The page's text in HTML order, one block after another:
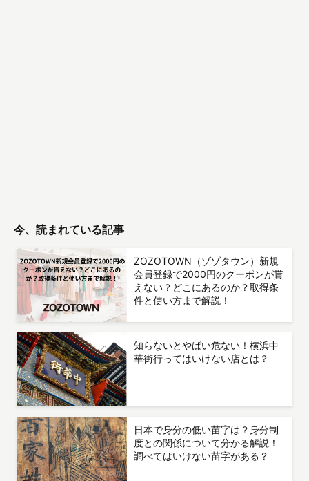
今、読まれている記事
ZOZOTOWN（ゾゾタウン）新規
会員登録で2000円のクーポンが貰
えない？どこにあるのか？取得条
件と使い方まで解説！
知らないとやばい危ない！横浜中
華街行ってはいけない店とは？
日本で身分の低い苗字は？身分制
度との関係について分かる解説！
調べてはいけない苗字がある？